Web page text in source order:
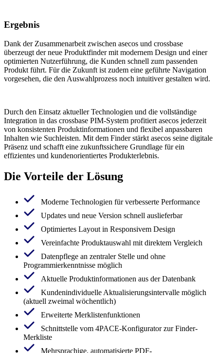
Ergebnis
Dank der Zusammenarbeit zwischen asecos und crossbase
überzeugt der neue Produktfinder mit modernem Design und einer
optimierten Nutzerführung, die Kunden schnell zum passenden
Produkt führt. Für die Zukunft ist zudem eine geführte Navigation
vorgesehen, die den Auswahlprozess noch intuitiver gestalten wird.
Durch den Einsatz aktueller Technologien und die vollständige
Integration in das crossbase PIM-System profitiert asecos jederzeit
von konsistenten Produktinformationen und flexibel anpassbaren
Inhalten wie Suchleisten. Mit dem Finder stärkt asecos seine digitale
Präsenz und schafft eine zukunftssichere Grundlage für ein
effizientes und kundenorientiertes Produkterlebnis.
Die Vorteile der Lösung
Moderne Technologien für verbesserte Performance
Updates und neue Version schnell auslieferbar
Optimiertes Layout in Responsivem Design
Vereinfachte Produktauswahl mit direktem Vergleich
Datenpflege an zentraler Stelle und ohne
Programmierkenntnisse möglich
Aktuelle Produktinformationen aus der Datenbank
Kundenindividuelle Aktualisierungsintervalle möglich
(aktuell zweimal wöchentlich)
Erweiterte Merklistenfunktionen
Schnittstelle vom 4PACE-Konfigurator zur Finder-
Merkliste
Mehrsprachige, automatisierte PDF-